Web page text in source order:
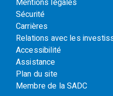
Mentions légales
Sécurité
Carrières
Relations avec les
Accessibilité
Assistance
Plan du site
Membre de la SADC